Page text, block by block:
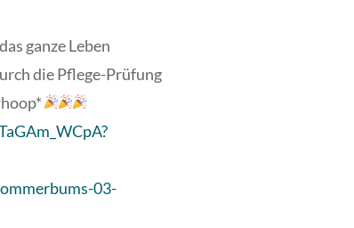
ganze Leben
die Pflege-Prüfung
03-